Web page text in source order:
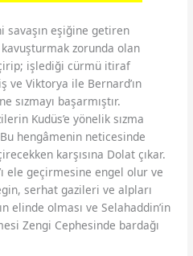
savaşın eşiğine getiren
zorunda olan
işlediği cürmü itiraf
Viktorya ile Bernard’ın
sızmayı başarmıştır.
Kudüs’e yönelik sızma
hengâmenin neticesinde
karşısına Dolat çıkar.
ele geçirmesine engel olur ve
serhat gazileri ve alpları
elinde olması ve Selahaddin’in
Zengi Cephesinde bardağı